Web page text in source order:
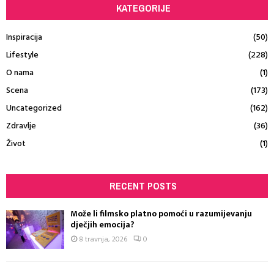
KATEGORIJE
Inspiracija
(50)
Lifestyle
(228)
O nama
(1)
Scena
(173)
Uncategorized
(162)
Zdravlje
(36)
Život
(1)
RECENT POSTS
Može li filmsko platno pomoći u razumijevanju
dječjih emocija?
8 travnja, 2026 0